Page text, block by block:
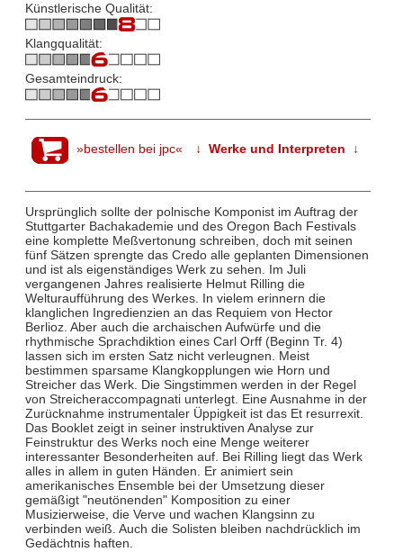
Künstlerische Qualität:
Klangqualität:
Gesamteindruck:
»bestellen bei jpc« ↓ Werke und Interpreten ↓
Ursprünglich sollte der polnische Komponist im Auftrag der
Stuttgarter Bachakademie und des Oregon Bach Festivals
eine komplette Meßvertonung schreiben, doch mit seinen
fünf Sätzen sprengte das Credo alle geplanten Dimensionen
und ist als eigenständiges Werk zu sehen. Im Juli
vergangenen Jahres realisierte Helmut Rilling die
Welturaufführung des Werkes. In vielem erinnern die
klanglichen Ingredienzien an das Requiem von Hector
Berlioz. Aber auch die archaischen Aufwürfe und die
rhythmische Sprachdiktion eines Carl Orff (Beginn Tr. 4)
lassen sich im ersten Satz nicht verleugnen. Meist
bestimmen sparsame Klangkopplungen wie Horn und
Streicher das Werk. Die Singstimmen werden in der Regel
von Streicheraccompagnati unterlegt. Eine Ausnahme in der
Zurücknahme instrumentaler Üppigkeit ist das Et resurrexit.
Das Booklet zeigt in seiner instruktiven Analyse zur
Feinstruktur des Werks noch eine Menge weiterer
interessanter Besonderheiten auf. Bei Rilling liegt das Werk
alles in allem in guten Händen. Er animiert sein
amerikanisches Ensemble bei der Umsetzung dieser
gemäßigt "neutönenden" Komposition zu einer
Musizierweise, die Verve und wachen Klangsinn zu
verbinden weiß. Auch die Solisten bleiben nachdrücklich im
Gedächtnis haften.